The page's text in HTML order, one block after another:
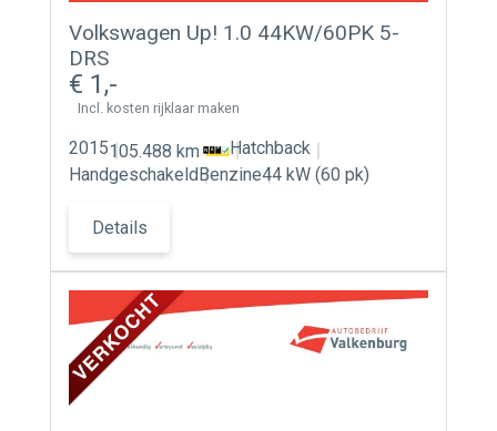
Volkswagen Up! 1.0 44KW/60PK 5-
DRS
1
Incl. kosten rijklaar maken
2015105.488 km
Hatchback
Handgeschakeld Benzine44 kW (60 pk)
Details